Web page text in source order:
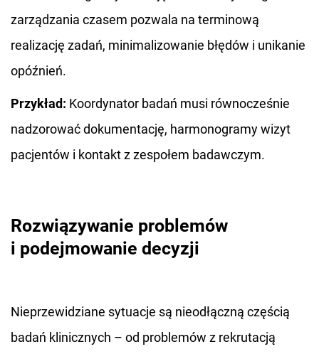
zarządzania czasem pozwala na terminową
realizację zadań, minimalizowanie błędów i unikanie
opóźnień.
Przykład: Koordynator badań musi równocześnie
nadzorować dokumentację, harmonogramy wizyt
pacjentów i kontakt z zespołem badawczym.
Rozwiązywanie problemów
i podejmowanie decyzji
Nieprzewidziane sytuacje są nieodłączną częścią
badań klinicznych – od problemów z rekrutacją